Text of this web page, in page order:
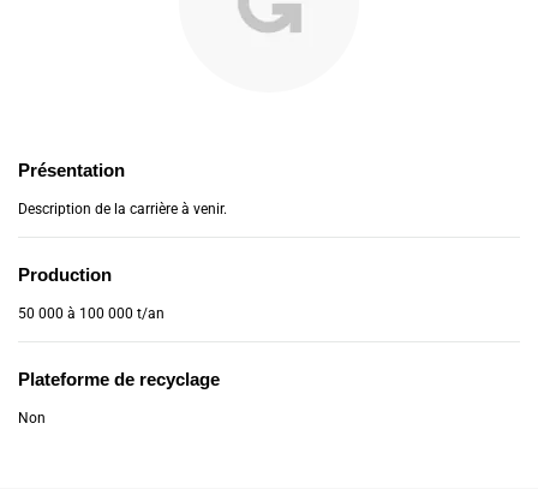
Présentation
Description de la carrière à venir.
Production
50 000 à 100 000 t/an
Plateforme de recyclage
Non